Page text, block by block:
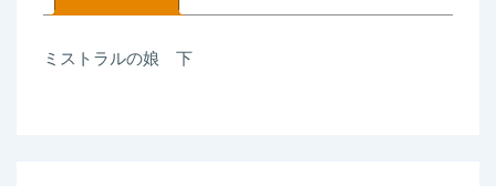
ミストラルの娘 下